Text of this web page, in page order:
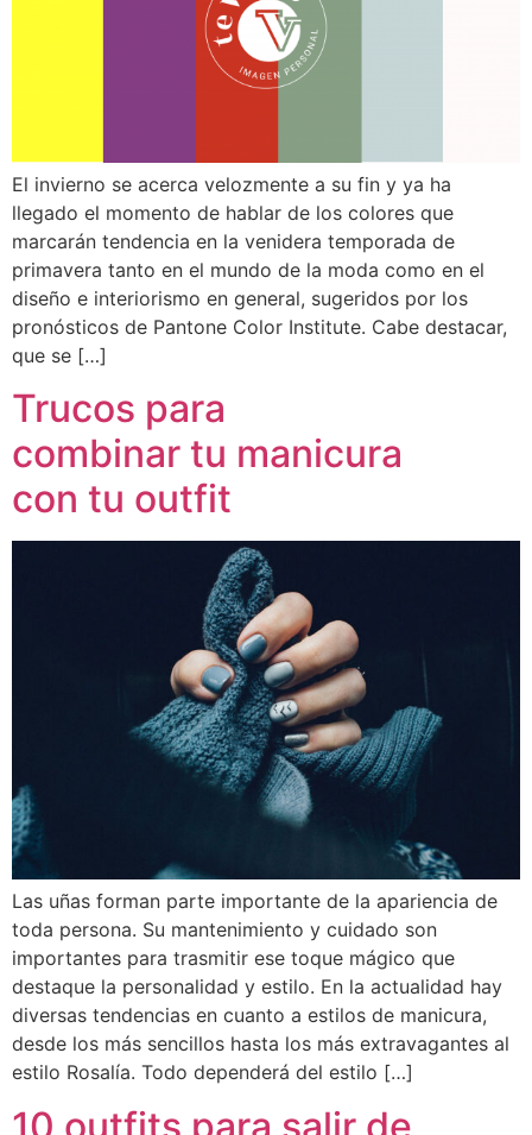
El invierno se acerca velozmente a su fin y ya ha
llegado el momento de hablar de los colores que
marcarán tendencia en la venidera temporada de
primavera tanto en el mundo de la moda como en el
diseño e interiorismo en general, sugeridos por los
pronósticos de Pantone Color Institute. Cabe destacar,
que se […]
Trucos para
combinar tu manicura
con tu outfit
Las uñas forman parte importante de la apariencia de
toda persona. Su mantenimiento y cuidado son
importantes para trasmitir ese toque mágico que
destaque la personalidad y estilo. En la actualidad hay
diversas tendencias en cuanto a estilos de manicura,
desde los más sencillos hasta los más extravagantes al
estilo Rosalía. Todo dependerá del estilo […]